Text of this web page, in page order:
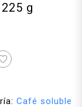
g
Café soluble